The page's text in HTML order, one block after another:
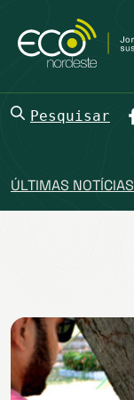
Pesquisar
ÚLTIMAS NOTÍCIAS